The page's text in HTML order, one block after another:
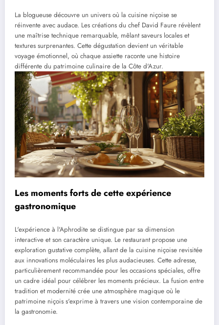
La blogueuse découvre un univers où la cuisine niçoise se
réinvente avec audace. Les créations du chef David Faure révèlent
une maîtrise technique remarquable, mêlant saveurs locales et
textures surprenantes. Cette dégustation devient un véritable
voyage émotionnel, où chaque assiette raconte une histoire
différente du patrimoine culinaire de la Côte d'Azur.
Les moments forts de cette expérience
gastronomique
L'expérience à l'Aphrodite se distingue par sa dimension
interactive et son caractère unique. Le restaurant propose une
exploration gustative complète, allant de la cuisine niçoise revisitée
aux innovations moléculaires les plus audacieuses. Cette adresse,
particulièrement recommandée pour les occasions spéciales, offre
un cadre idéal pour célébrer les moments précieux. La fusion entre
tradition et modernité crée une atmosphère magique où le
patrimoine niçois s'exprime à travers une vision contemporaine de
la gastronomie.